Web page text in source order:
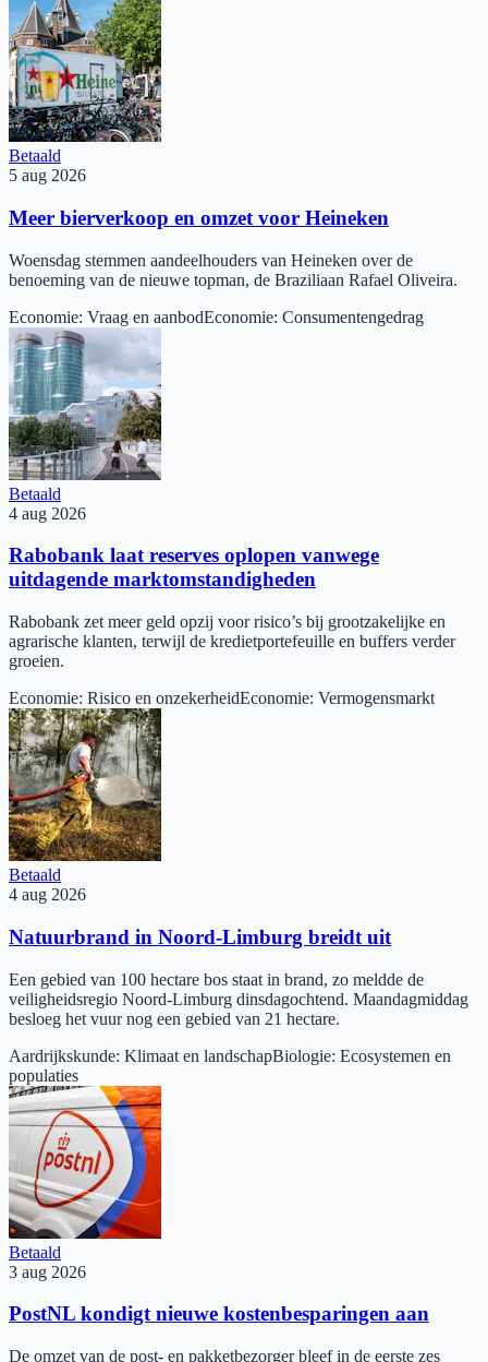
Betaald
5 aug 2026
Meer bierverkoop en omzet voor Heineken
Woensdag stemmen aandeelhouders van Heineken over de
benoeming van de nieuwe topman, de Braziliaan Rafael Oliveira.
Economie: Vraag en aanbodEconomie: Consumentengedrag
Betaald
4 aug 2026
Rabobank laat reserves oplopen vanwege
uitdagende marktomstandigheden
Rabobank zet meer geld opzij voor risico’s bij grootzakelijke en
agrarische klanten, terwijl de kredietportefeuille en buffers verder
groeien.
Economie: Risico en onzekerheidEconomie: Vermogensmarkt
Betaald
4 aug 2026
Natuurbrand in Noord-Limburg breidt uit
Een gebied van 100 hectare bos staat in brand, zo meldde de
veiligheidsregio Noord-Limburg dinsdagochtend. Maandagmiddag
besloeg het vuur nog een gebied van 21 hectare.
Aardrijkskunde: Klimaat en landschapBiologie: Ecosystemen en
populaties
Betaald
3 aug 2026
PostNL kondigt nieuwe kostenbesparingen aan
De omzet van de post- en pakketbezorger bleef in de eerste zes